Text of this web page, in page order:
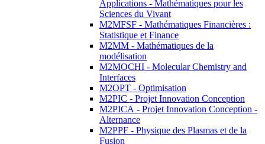
Applications - Mathématiques pour les
Sciences du Vivant
M2MFSF - Mathématiques Financières :
Statistique et Finance
M2MM - Mathématiques de la
modélisation
M2MOCHI - Molecular Chemistry and
Interfaces
M2OPT - Optimisation
M2PIC - Projet Innovation Conception
M2PICA - Projet Innovation Conception -
Alternance
M2PPF - Physique des Plasmas et de la
Fusion